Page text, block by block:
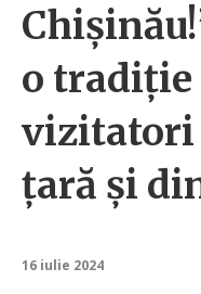
o tradiție
vizitatori
țară și
16 iulie 2024